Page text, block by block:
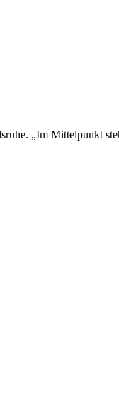
„Im Mittelpunkt